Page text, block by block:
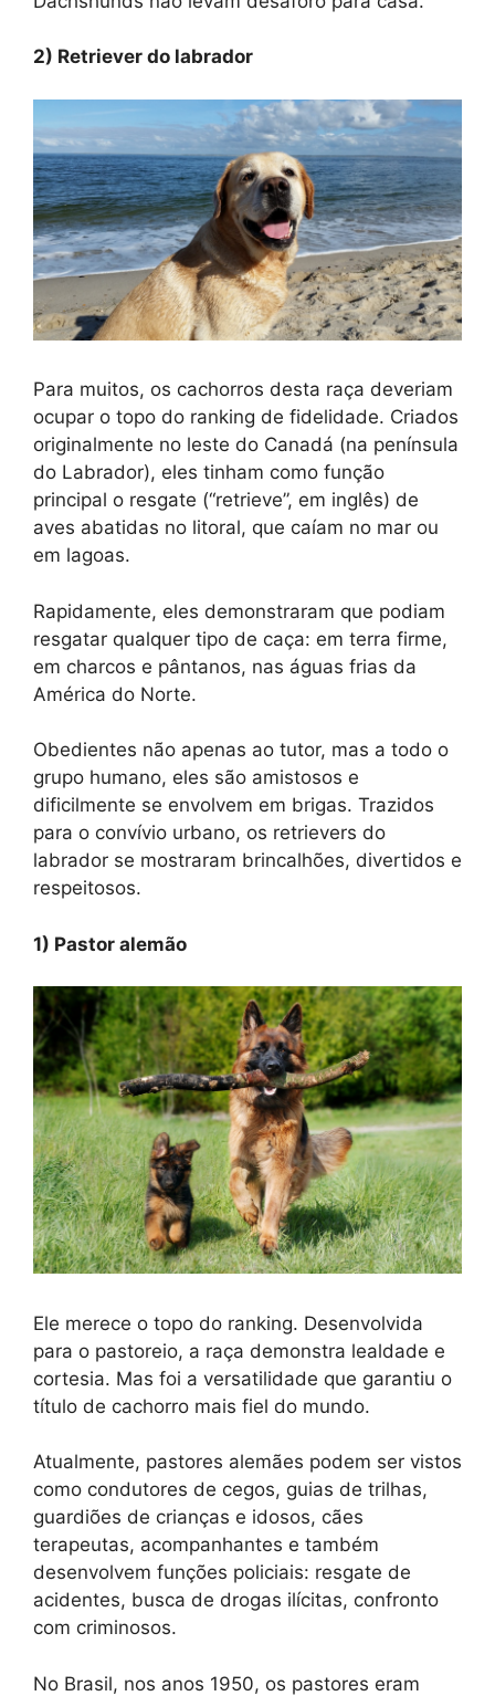
2) Retriever do labrador
Para muitos, os cachorros desta raça deveriam
ocupar o topo do ranking de fidelidade. Criados
originalmente no leste do Canadá (na península
do Labrador), eles tinham como função
principal o resgate (“retrieve”, em inglês) de
aves abatidas no litoral, que caíam no mar ou
em lagoas.
Rapidamente, eles demonstraram que podiam
resgatar qualquer tipo de caça: em terra firme,
em charcos e pântanos, nas águas frias da
América do Norte.
Obedientes não apenas ao tutor, mas a todo o
grupo humano, eles são amistosos e
dificilmente se envolvem em brigas. Trazidos
para o convívio urbano, os retrievers do
labrador se mostraram brincalhões, divertidos e
respeitosos.
1) Pastor alemão
Ele merece o topo do ranking. Desenvolvida
para o pastoreio, a raça demonstra lealdade e
cortesia. Mas foi a versatilidade que garantiu o
título de cachorro mais fiel do mundo.
Atualmente, pastores alemães podem ser vistos
como condutores de cegos, guias de trilhas,
guardiões de crianças e idosos, cães
terapeutas, acompanhantes e também
desenvolvem funções policiais: resgate de
acidentes, busca de drogas ilícitas, confronto
com criminosos.
No Brasil, nos anos 1950, os pastores eram